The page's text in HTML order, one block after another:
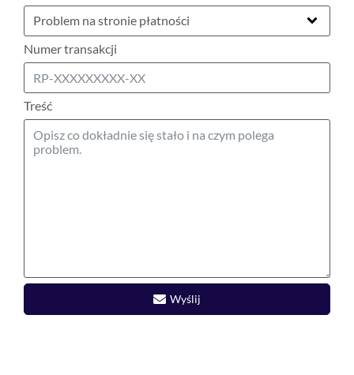
Numer transakcji
Treść
Wyślij